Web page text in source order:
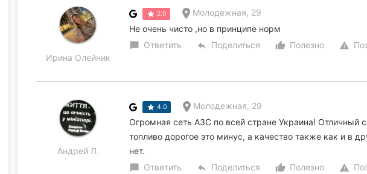
Ирина Олейник
2.0 Молодежная, 29
Не очень чисто ,но в принципе норм
chat_bubble Ответить reply Поделиться thumb_up_alt
Полезно warning
Андрей Л.
4.0 Молодежная, 29
Огромная сеть АЗС по всей стране Украина! Отличный
топливо дорогое это минус, а качество также как и в
нет.
chat_bubble Ответить reply Поделиться thumb_up_alt
Полезно warning